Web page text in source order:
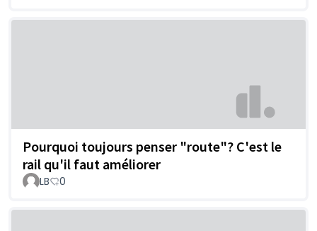
Pourquoi toujours penser "route"? C'est le
rail qu'il faut améliorer
LB 0